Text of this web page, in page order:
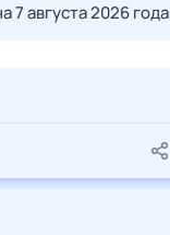
7 августа 2026 года